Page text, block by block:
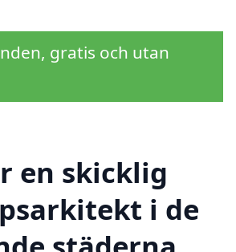
gratis och utan
en skicklig
i de